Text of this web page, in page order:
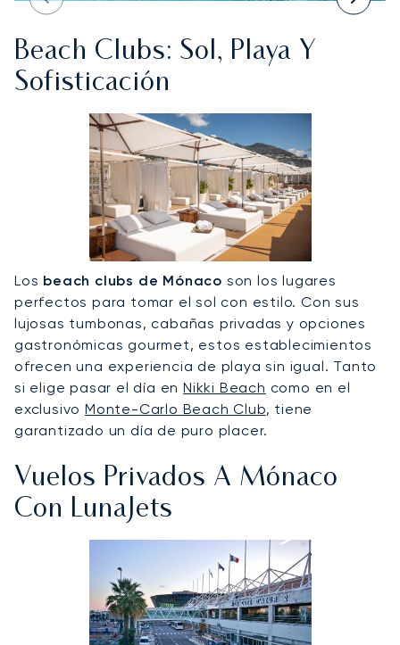
Beach Clubs: Sol, Playa Y
Sofisticación
Los beach clubs de Mónaco son los lugares
perfectos para tomar el sol con estilo. Con sus
lujosas tumbonas, cabañas privadas y opciones
gastronómicas gourmet, estos establecimientos
ofrecen una experiencia de playa sin igual. Tanto
si elige pasar el día enNikki Beach como en el
exclusivo Monte-Carlo Beach Club, tiene
garantizado un día de puro placer.
Vuelos Privados A Mónaco
Con LunaJets